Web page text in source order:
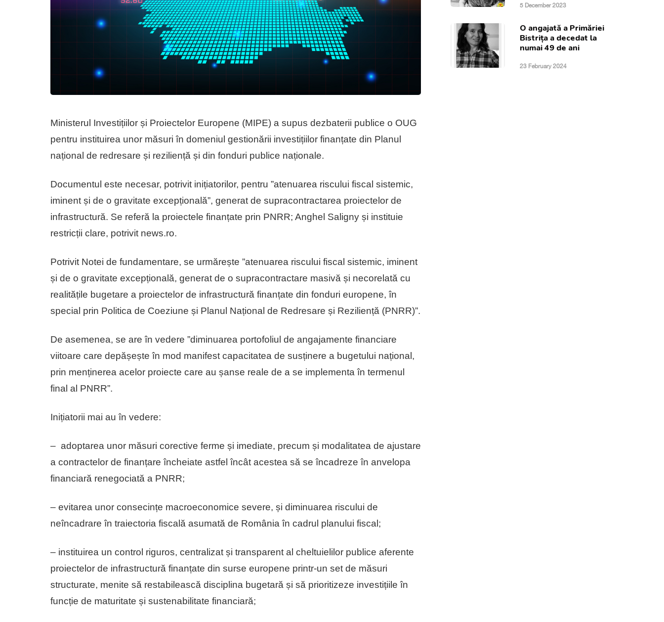
Ministerul Investițiilor și Proiectelor Europene (MIPE) a supus dezbaterii publice o OUG
pentru instituirea unor măsuri în domeniul gestionării investițiilor finanțate din Planul
național de redresare și reziliență și din fonduri publice naționale.
Documentul este necesar, potrivit inițiatorilor, pentru ”atenuarea riscului fiscal sistemic,
iminent și de o gravitate excepțională”, generat de supracontractarea proiectelor de
infrastructură. Se referă la proiectele finanțate prin PNRR; Anghel Saligny și instituie
restricții clare, potrivit news.ro.
Potrivit Notei de fundamentare, se urmărește ”atenuarea riscului fiscal sistemic, iminent
și de o gravitate excepțională, generat de o supracontractare masivă și necorelată cu
realitățile bugetare a proiectelor de infrastructură finanțate din fonduri europene, în
special prin Politica de Coeziune și Planul Național de Redresare și Reziliență (PNRR)”.
De asemenea, se are în vedere ”diminuarea portofoliul de angajamente financiare
viitoare care depășește în mod manifest capacitatea de susținere a bugetului național,
prin menținerea acelor proiecte care au șanse reale de a se implementa în termenul
final al PNRR”.
Inițiatorii mai au în vedere:
– adoptarea unor măsuri corective ferme și imediate, precum și modalitatea de ajustare
a contractelor de finanțare încheiate astfel încât acestea să se încadreze în anvelopa
financiară renegociată a PNRR;
– evitarea unor consecințe macroeconomice severe, și diminuarea riscului de
neîncadrare în traiectoria fiscală asumată de România în cadrul planului fiscal;
– instituirea un control riguros, centralizat și transparent al cheltuielilor publice aferente
proiectelor de infrastructură finanțate din surse europene printr-un set de măsuri
structurate, menite să restabilească disciplina bugetară și să prioritizeze investițiile în
funcție de maturitate și sustenabilitate financiară;
5 December 2023
O angajată a Primăriei
Bistrița a decedat la
numai 49 de ani
23 February 2024